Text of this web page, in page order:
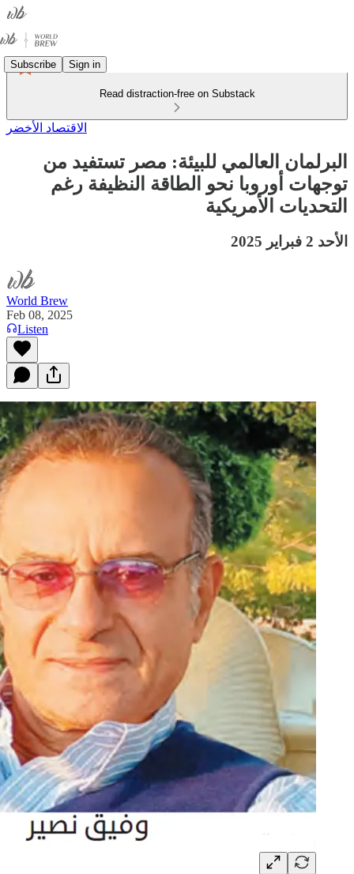
Subscribe Sign in
Read distraction-free on Substack
الاقتصاد الأخضر
البرلمان العالمي للبيئة: مصر تستفيد من
توجهات أوروبا نحو الطاقة النظيفة رغم
التحديات الأمريكية
الأحد 2 فبراير 2025
World Brew
Feb 08, 2025
Listen